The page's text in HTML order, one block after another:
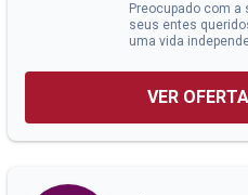
Preocupado com a
seus entes
uma vida
VER OFERTA